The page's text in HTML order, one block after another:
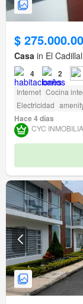
$
Casa in El
4 2
Internet Cocina
Electricidad
Hace 4 días
CYC